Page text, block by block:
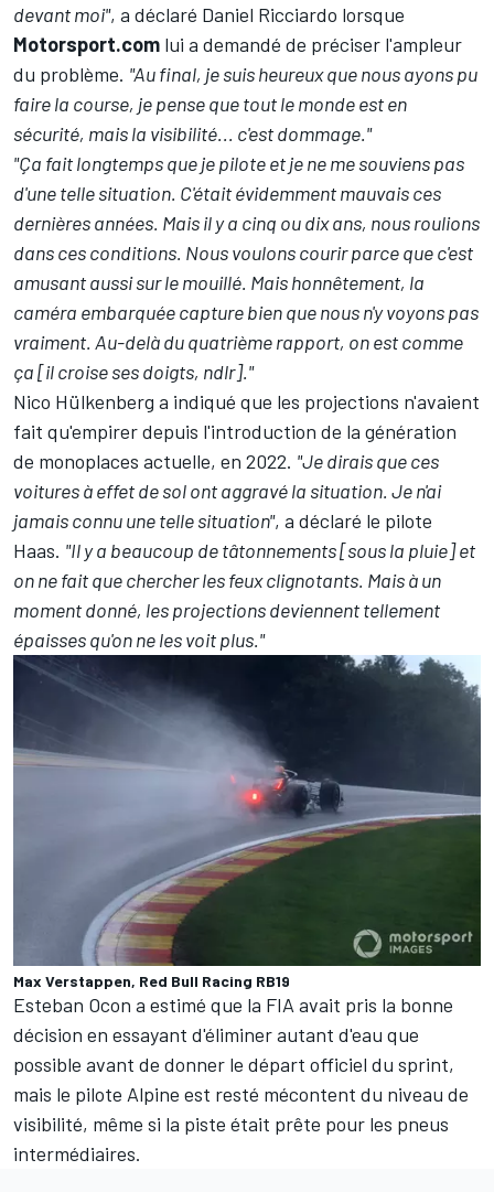
devant moi", a déclaré Daniel Ricciardo lorsque
Motorsport.com lui a demandé de préciser l'ampleur
du problème. "Au final, je suis heureux que nous ayons pu
faire la course, je pense que tout le monde est en
sécurité, mais la visibilité... c'est dommage."
"Ça fait longtemps que je pilote et je ne me souviens pas
d'une telle situation. C'était évidemment mauvais ces
dernières années. Mais il y a cinq ou dix ans, nous roulions
dans ces conditions. Nous voulons courir parce que c'est
amusant aussi sur le mouillé. Mais honnêtement, la
caméra embarquée capture bien que nous n'y voyons pas
vraiment. Au-delà du quatrième rapport, on est comme
ça [il croise ses doigts, ndlr]."
Nico Hülkenberg a indiqué que les projections n'avaient
fait qu'empirer depuis l'introduction de la génération
de monoplaces actuelle, en 2022. "Je dirais que ces
voitures à effet de sol ont aggravé la situation. Je n'ai
jamais connu une telle situation", a déclaré le pilote
Haas. "Il y a beaucoup de tâtonnements [sous la pluie] et
on ne fait que chercher les feux clignotants. Mais à un
moment donné, les projections deviennent tellement
épaisses qu'on ne les voit plus."
Max Verstappen, Red Bull Racing RB19
Esteban Ocon a estimé que la FIA avait pris la bonne
décision en essayant d'éliminer autant d'eau que
possible avant de donner le départ officiel du sprint,
mais le pilote Alpine est resté mécontent du niveau de
visibilité, même si la piste était prête pour les pneus
intermédiaires.